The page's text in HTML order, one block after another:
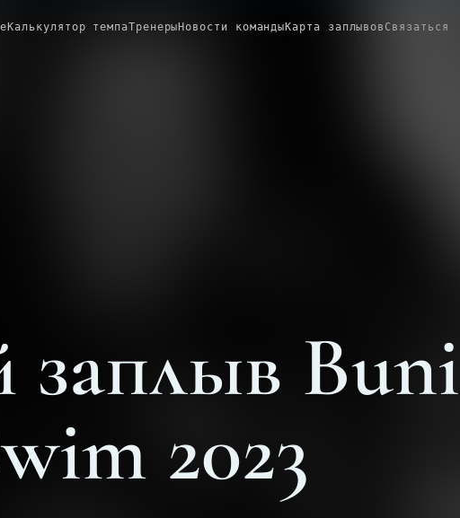
Калькулятор темпаТренерыНовости командыКарта заплывовСвязаться
Buni
2023